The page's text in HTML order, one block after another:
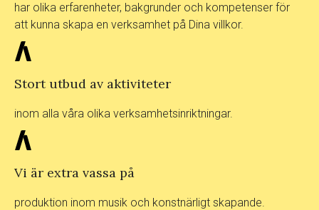
har olika erfarenheter, bakgrunder och kompetenser för
att kunna skapa en verksamhet på Dina villkor.
Stort utbud av aktiviteter
inom alla våra olika verksamhetsinriktningar.
Vi är extra vassa på
produktion inom musik och konstnärligt skapande.